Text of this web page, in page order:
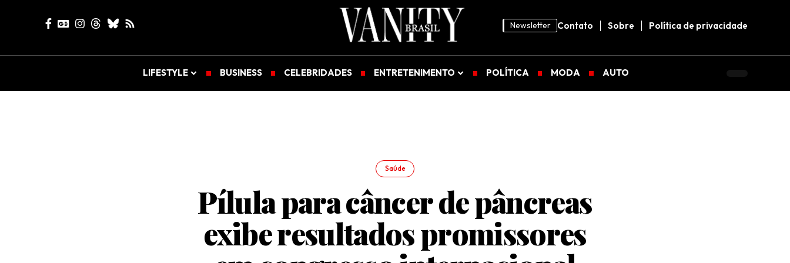
Newsletter Contato Sobre Política de privacidade
LIFESTYLE BUSINESS CELEBRIDADES ENTRETENIMENTO POLÍTICA MODA AUTO
Saúde
Pílula para câncer de pâncreas
exibe resultados promissores